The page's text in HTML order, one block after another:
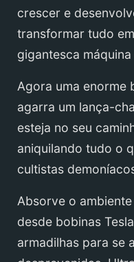
crescer e
transformar tudo
gigantesca
Agora uma enorme
agarra um lança-
esteja no seu
aniquilando tudo o
cultistas
Absorve o
desde bobinas
armadilhas para se